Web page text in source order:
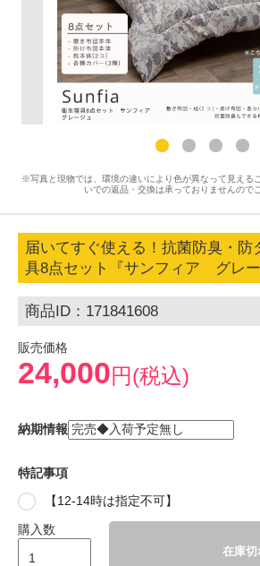
※写真と現物では、環境の違いにより色が異なって見える
いでの返品・交換は承っておりませんので
届いてすぐ使える！抗菌防臭・防
具8点セット『サンフィア グレー
商品ID：171841608
販売価格
24,000円(税込)
納期情報
特記事項
【12-14時は指定不可】
購入数
在庫切